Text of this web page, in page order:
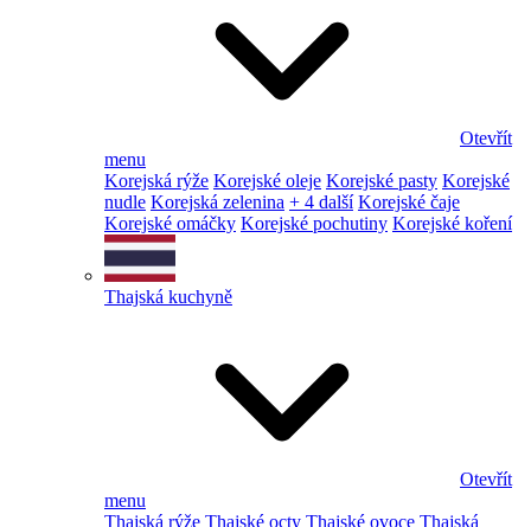
Otevřít
menu
Korejská rýže Korejské oleje Korejské pasty Korejské
nudle Korejská zelenina + 4 další Korejské čaje
Korejské omáčky Korejské pochutiny Korejské koření
Thajská kuchyně
Otevřít
menu
Thajská rýže Thajské octy Thajské ovoce Thajská